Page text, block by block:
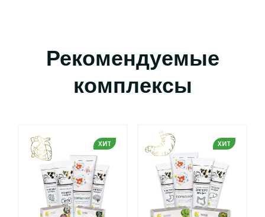
Рекомендуемые
комплексы
ХИТ ХИТ